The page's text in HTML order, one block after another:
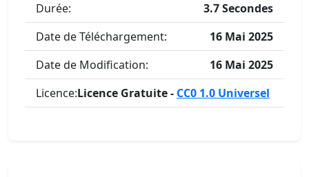
Durée:
3.7 Secondes
Date de Téléchargement:
16 Mai 2025
Date de Modification:
16 Mai 2025
Licence:Licence Gratuite - CC0 1.0 Universel